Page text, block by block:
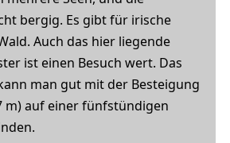
bergig. Es gibt für irische
Auch das hier liegende
ist einen Besuch wert. Das
man gut mit der Besteigung
m) auf einer fünfstündigen